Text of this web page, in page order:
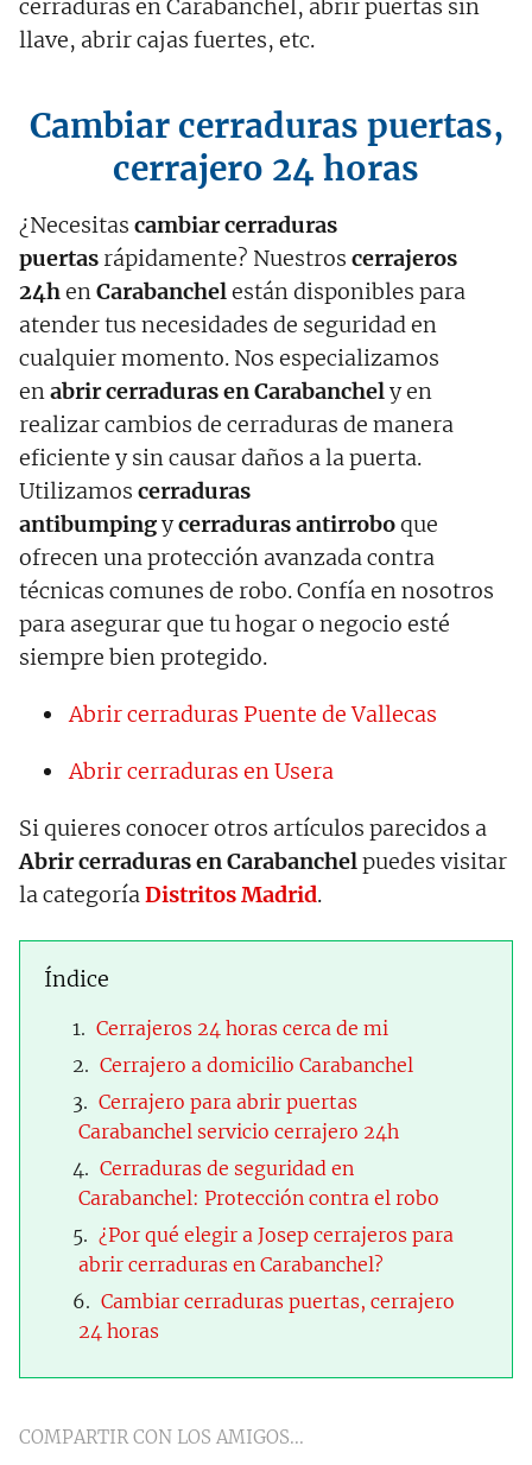
cerraduras en Carabanchel, abrir puertas sin
llave, abrir cajas fuertes, etc.
Cambiar cerraduras puertas,
cerrajero 24 horas
¿Necesitas cambiar cerraduras
puertasrápidamente? Nuestros cerrajeros
24henCarabanchelestán disponibles para
atender tus necesidades de seguridad en
cualquier momento. Nos especializamos
enabrir cerraduras en Carabanchely en
realizar cambios de cerraduras de manera
eficiente y sin causar daños a la puerta.
Utilizamos cerraduras
antibumpingycerraduras antirroboque
ofrecen una protección avanzada contra
técnicas comunes de robo. Confía en nosotros
para asegurar que tu hogar o negocio esté
siempre bien protegido.
Abrir cerraduras Puente de Vallecas
Abrir cerraduras en Usera
Si quieres conocer otros artículos parecidos a
Abrir cerraduras en Carabanchelpuedes visitar
la categoríaDistritos Madrid.
Índice
Cerrajeros 24 horas cerca de mi
Cerrajero a domicilio Carabanchel
Cerrajero para abrir puertas
Carabanchel servicio cerrajero 24h
Cerraduras de seguridad en
Carabanchel: Protección contra el robo
¿Por qué elegir a Josep cerrajeros para
abrir cerraduras en Carabanchel?
Cambiar cerraduras puertas, cerrajero
24 horas
COMPARTIR CON LOS AMIGOS...